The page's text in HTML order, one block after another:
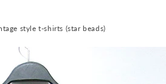
style t-shirts (star beads)